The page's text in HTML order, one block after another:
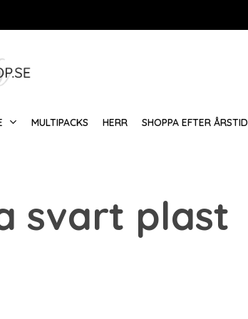
MULTIPACKS HERR SHOPPA EFTER ÅRSTID
Varukorg
svart plast